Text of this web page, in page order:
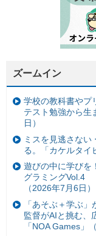
ズームイン
学校の教科書やプ
テスト勉強から生
日）
ミスを見逃さない
る。「カケルタイ
遊びの中に学びを
グラミングVol.4
（2026年7月6日）
「あそぶ＋学ぶ
監督がAIと挑む、
「NOA Games」